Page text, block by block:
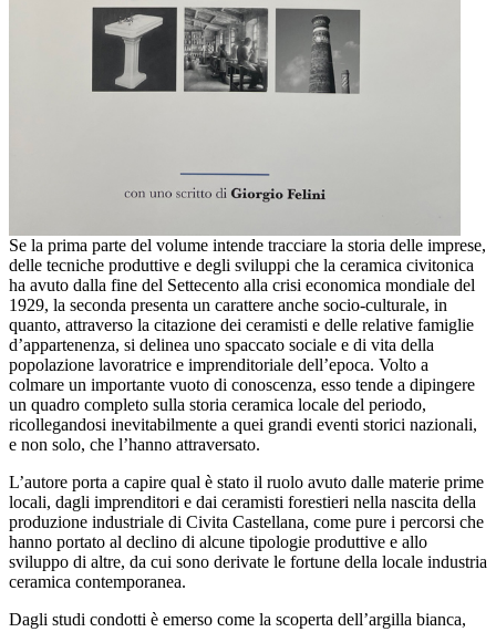
Se la prima parte del volume intende tracciare la storia delle imprese,
delle tecniche produttive e degli sviluppi che la ceramica civitonica
ha avuto dalla fine del Settecento alla crisi economica mondiale del
1929, la seconda presenta un carattere anche socio-culturale, in
quanto, attraverso la citazione dei ceramisti e delle relative famiglie
d’appartenenza, si delinea uno spaccato sociale e di vita della
popolazione lavoratrice e imprenditoriale dell’epoca. Volto a
colmare un importante vuoto di conoscenza, esso tende a dipingere
un quadro completo sulla storia ceramica locale del periodo,
ricollegandosi inevitabilmente a quei grandi eventi storici nazionali,
e non solo, che l’hanno attraversato.
L’autore porta a capire qual è stato il ruolo avuto dalle materie prime
locali, dagli imprenditori e dai ceramisti forestieri nella nascita della
produzione industriale di Civita Castellana, come pure i percorsi che
hanno portato al declino di alcune tipologie produttive e allo
sviluppo di altre, da cui sono derivate le fortune della locale industria
ceramica contemporanea.
Dagli studi condotti è emerso come la scoperta dell’argilla bianca,